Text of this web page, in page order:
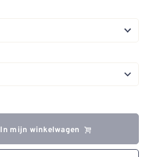
In mijn winkelwagen